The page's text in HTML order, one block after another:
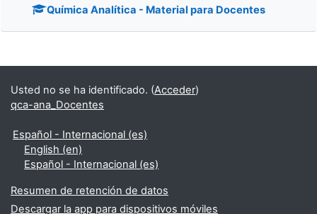
Química Analítica - Material para Docentes
Usted no se ha identificado. (Acceder)
qca-ana_Docentes
Español - Internacional ‎(es)‎
English ‎(en)‎
Español - Internacional ‎(es)‎
Resumen de retención de datos
Descargar la app para dispositivos móviles